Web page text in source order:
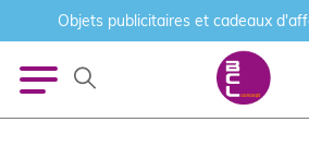
Objets publicitaires et cadeaux